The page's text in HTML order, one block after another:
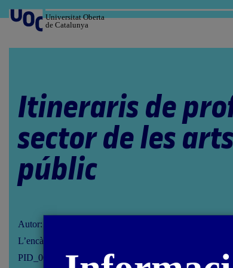
al
contingut
Universitat Oberta
de Catalunya
Itineraris de
sector de les
públic
Autor: Javier Martín-Jiménez
L’encàrrec i la creació d’aquest recurs d’aprenentatge
PID_00283059